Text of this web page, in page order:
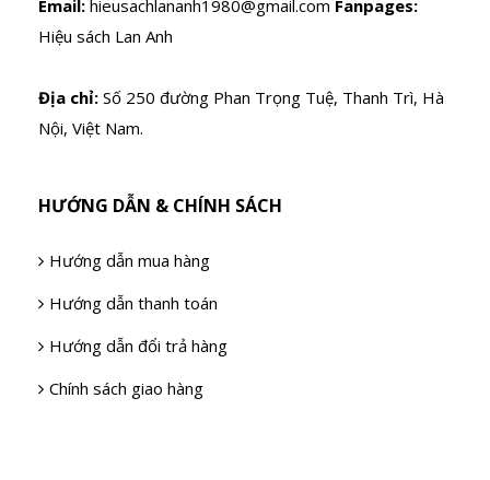
Email: hieusachlananh1980@gmail.com Fanpages:
Hiệu sách Lan Anh
Địa chỉ: Số 250 đường Phan Trọng Tuệ, Thanh Trì, Hà
Nội, Việt Nam.
HƯỚNG DẪN & CHÍNH SÁCH
Hướng dẫn mua hàng
Hướng dẫn thanh toán
Hướng dẫn đổi trả hàng
Chính sách giao hàng